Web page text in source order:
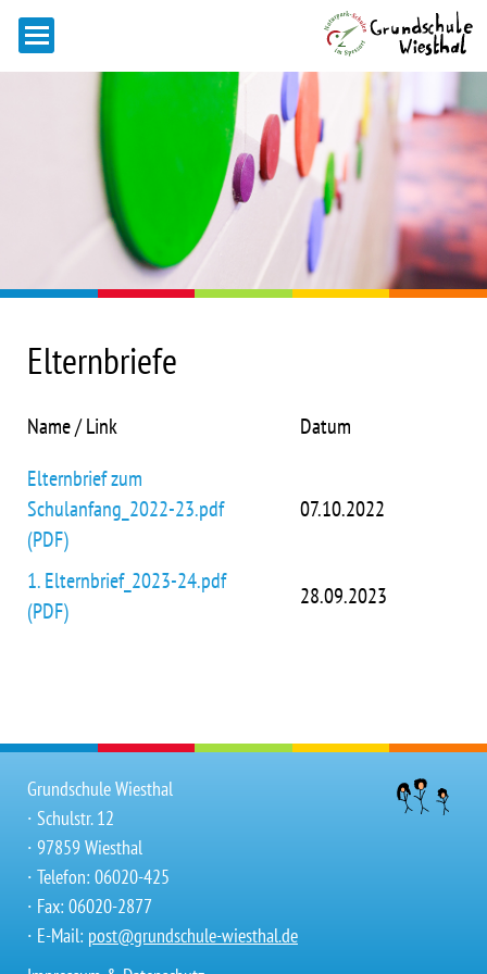
Elternbriefe
Name / Link
Datum
Elternbrief zum
Schulanfang_2022-23.pdf
(PDF)
07.10.2022
1. Elternbrief_2023-24.pdf
(PDF)
28.09.2023
Grundschule Wiesthal
∙ Schulstr. 12
∙ 97859 Wiesthal
∙ Telefon: 06020-425
∙ Fax: 06020-2877
∙ E-Mail: post@grundschule-wiesthal.de